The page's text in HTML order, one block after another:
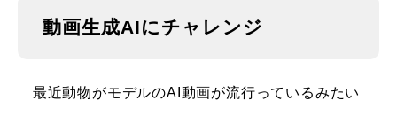
動画生成AIにチャレンジ
最近動物がモデルのAI動画が流行っているみたい